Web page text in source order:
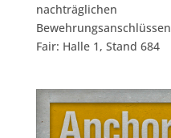
nachträglichen
Fair: Halle 1, Stand 684